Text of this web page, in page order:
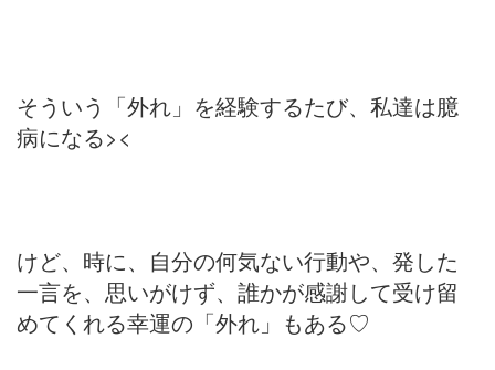
そういう「外れ」を経験するたび、私達は臆
病になる><
けど、時に、自分の何気ない行動や、発した
一言を、思いがけず、誰かが感謝して受け留
めてくれる幸運の「外れ」もある♡